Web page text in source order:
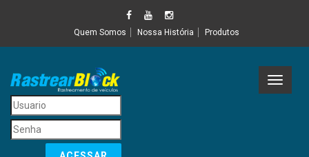
Quem Somos Nossa História Produtos
Toggle